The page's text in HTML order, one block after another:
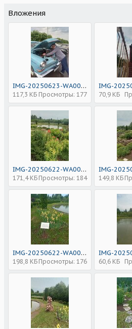
Вложения
IMG-20250623-WA0060.jpg
117,3 КБ Просмотры: 177 70,9 КБ
IMG-20250622-WA0030.jpg
171,4 КБ Просмотры: 184 149,8 КБ
IMG-20250622-WA0035.jpg
198,8 КБ Просмотры: 176 60,6 КБ